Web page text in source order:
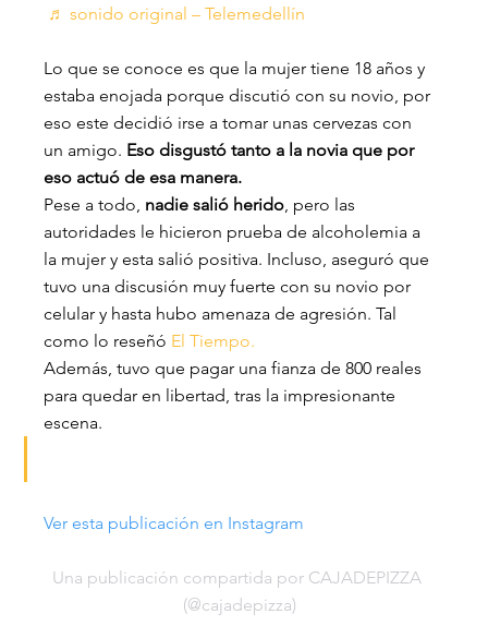
♬ sonido original – Telemedellín
Lo que se conoce es que la mujer tiene 18 años y
estaba enojada porque discutió con su novio, por
eso este decidió irse a tomar unas cervezas con
un amigo. Eso disgustó tanto a la novia que por
eso actuó de esa manera.
Pese a todo, nadie salió herido, pero las
autoridades le hicieron prueba de alcoholemia a
la mujer y esta salió positiva. Incluso, aseguró que
tuvo una discusión muy fuerte con su novio por
celular y hasta hubo amenaza de agresión. Tal
como lo reseñó El Tiempo.
Además, tuvo que pagar una fianza de 800 reales
para quedar en libertad, tras la impresionante
escena.
Ver esta publicación en Instagram
Una publicación compartida por CAJADEPIZZA
(@cajadepizza)